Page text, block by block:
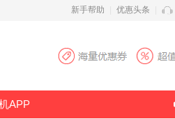
新手帮助 优惠头条
APP